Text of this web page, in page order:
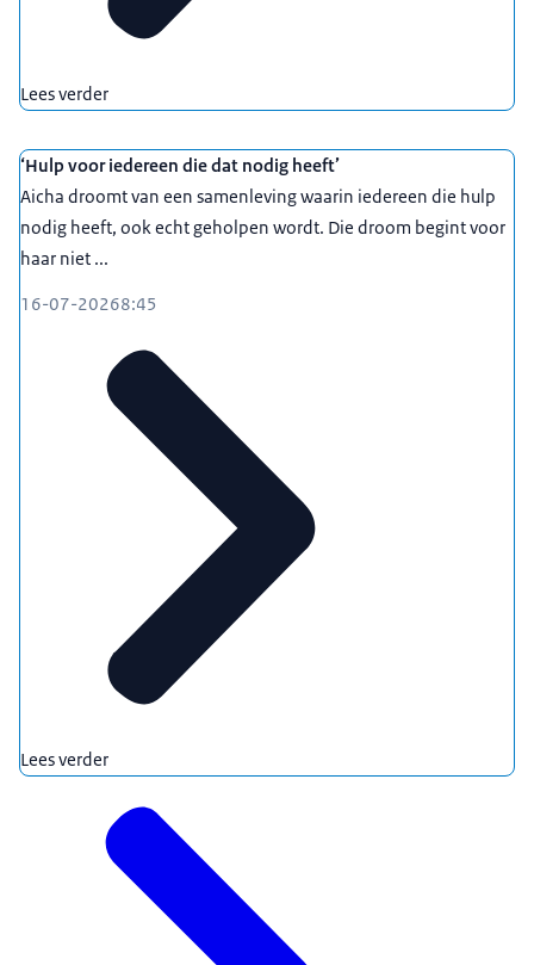
eventjes wakker zijn. Dus dat is zeker een hele
00:02:52
Absoluut. De samenleving wordt er niet
eenvoudiger op en we zullen dus altijd
multiproblematiek blijven houden. Dus dit heeft
gemeente en ook uitvoeringsorganisatie op om
zich aan te melden bij PMM, want dan weet je
elkaar sneller te vinden. Dat zijn ook betrokken
professionals die mandaat hebben in de
organisatie en je ook verder kunnen helpen. En
daarmee kunnen we de burger ook verder helpen.
Dus ja, gewoon geweldig dat ze er zijn, en
iedereen: sluit je aan.
Lees verder
‘Hulp voor iedereen die dat nodig heeft’
Aicha droomt van een samenleving waarin iedereen die hulp
nodig heeft, ook echt geholpen wordt. Die droom begint voor
haar niet ...
16-07-20268:45
Lees verder